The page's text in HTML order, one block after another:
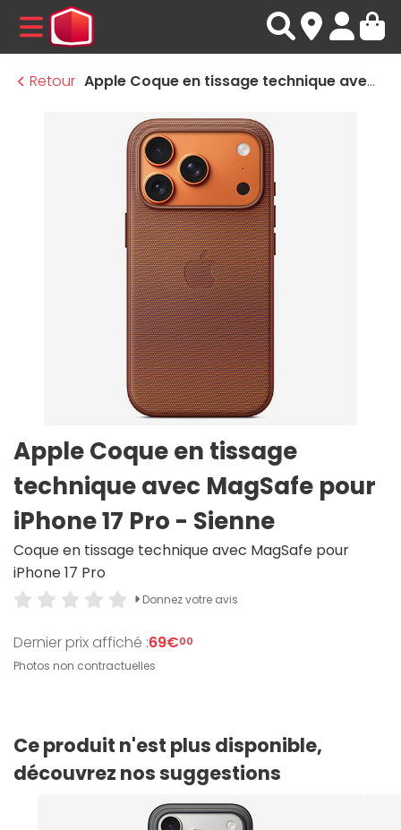
MENU
Retour
Apple Coque en tissage technique avec MagSafe pour iPhone 17 Pro - Sienne
Apple Coque en tissage
technique avec MagSafe pour
iPhone 17 Pro - Sienne
Coque en tissage technique avec MagSafe pour
iPhone 17 Pro
Donnez votre avis
Dernier prix affiché :69€00
Photos non contractuelles
Ce produit n'est plus disponible,
découvrez nos suggestions